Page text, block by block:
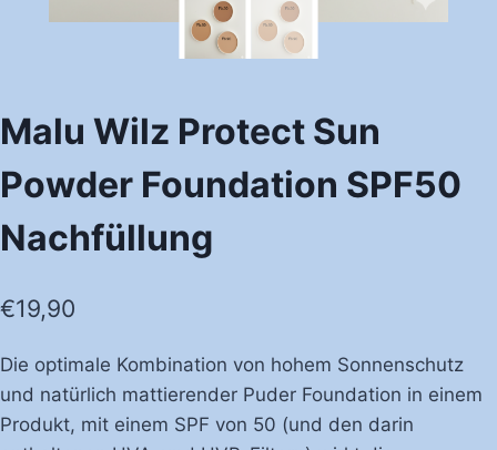
Malu Wilz Protect Sun
Powder Foundation SPF50
Nachfüllung
€19,90
Die optimale Kombination von hohem Sonnenschutz
und natürlich mattierender Puder Foundation in einem
Produkt, mit einem SPF von 50 (und den darin